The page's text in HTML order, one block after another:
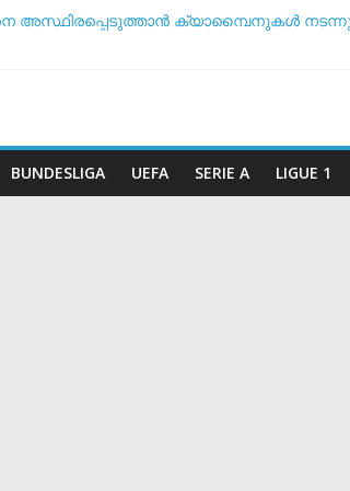
അസ്ഥിരപ്പെടുത്താൻ ക്യാമ്പൈനുകൾ
BUNDESLIGA UEFA SERIE A LIGUE 1